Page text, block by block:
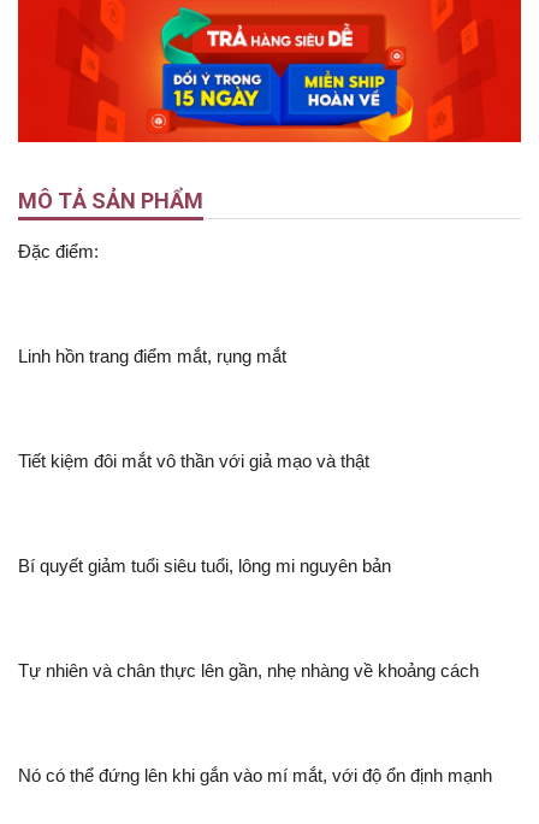
MÔ TẢ SẢN PHẨM
Đặc điểm:
Linh hồn trang điểm mắt, rụng mắt
Tiết kiệm đôi mắt vô thần với giả mạo và thật
Bí quyết giảm tuổi siêu tuổi, lông mi nguyên bản
Tự nhiên và chân thực lên gần, nhẹ nhàng về khoảng cách
Nó có thể đứng lên khi gắn vào mí mắt, với độ ổn định mạnh